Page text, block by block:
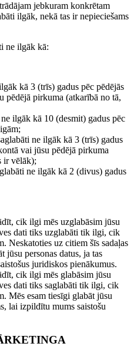
jebkuram konkrētam
ilgāk, nekā tas ir nepieciešams
ne ilgāk kā:
kā 3 (trīs) gadus pēc pēdējās
pēdējā pirkuma (atkarībā no tā,
ilgāk kā 10 (desmit) gadus pēc
ne ilgāk kā 3 (trīs) gadus
vai jūsu pēdējā pirkuma
ir vēlāk);
ne ilgāk kā 2 (divus) gadus
cik ilgi mēs uzglabāsim jūsu
dati tiks uzglabāti tik ilgi, cik
Neskatoties uz citiem šīs sadaļas
jūsu personas datus, ja tas
juridiskos pienākumus.
cik ilgi mēs glabāsim jūsu
dati tiks saglabāti tik ilgi, cik
Mēs esam tiesīgi glabāt jūsu
lai izpildītu mums saistošu